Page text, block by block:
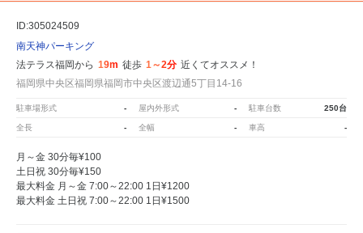
ID:305024509
南天神パーキング
法テラス福岡から 19m 徒歩 1～2分 近くてオススメ！
福岡県中央区福岡県福岡市中央区渡辺通5丁目14-16
駐車場形式 - 屋内外形式 - 駐車台数 250台
全長 - 全幅 - 車高 -
月～金 30分毎¥100
土日祝 30分毎¥150
最大料金 月～金 7:00～22:00 1日¥1200
最大料金 土日祝 7:00～22:00 1日¥1500